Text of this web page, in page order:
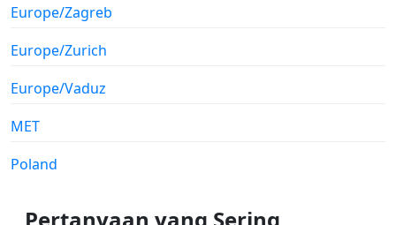
Europe/Zagreb
Europe/Zurich
Europe/Vaduz
MET
Poland
Pertanyaan yang Sering